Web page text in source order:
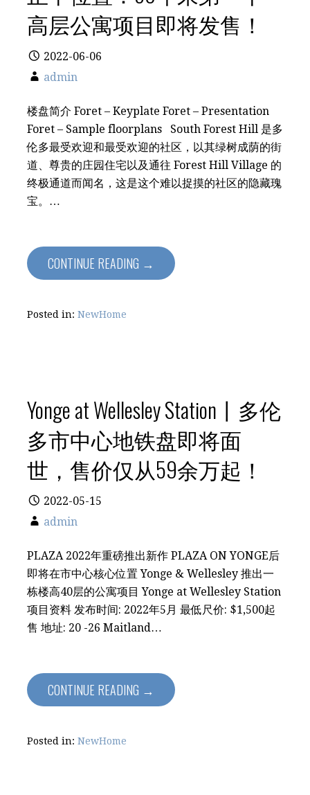
高层公寓项目即将发售！
2022-06-06
admin
楼盘简介 Foret – Keyplate Foret – Presentation
Foret – Sample floorplans South Forest Hill 是多
伦多最受欢迎和最受欢迎的社区，以其绿树成荫的街
道、尊贵的庄园住宅以及通往 Forest Hill Village 的
终极通道而闻名，这是这个难以捉摸的社区的隐藏瑰
宝。…
CONTINUE READING →
Posted in: NewHome
Yonge at Wellesley Station丨多伦
多市中心地铁盘即将面
世，售价仅从59余万起！
2022-05-15
admin
PLAZA 2022年重磅推出新作 PLAZA ON YONGE后
即将在市中心核心位置 Yonge & Wellesley 推出一
栋楼高40层的公寓项目 Yonge at Wellesley Station
项目资料 发布时间: 2022年5月 最低尺价: $1,500起
售 地址: 20 -26 Maitland…
CONTINUE READING →
Posted in: NewHome